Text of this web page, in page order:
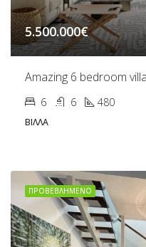
5.500.000€
Amazing 6 bedroom
6 6 480
ΒΊΛΛΑ
ΠΡΟΒΕΒΛΗΜΈΝΟ